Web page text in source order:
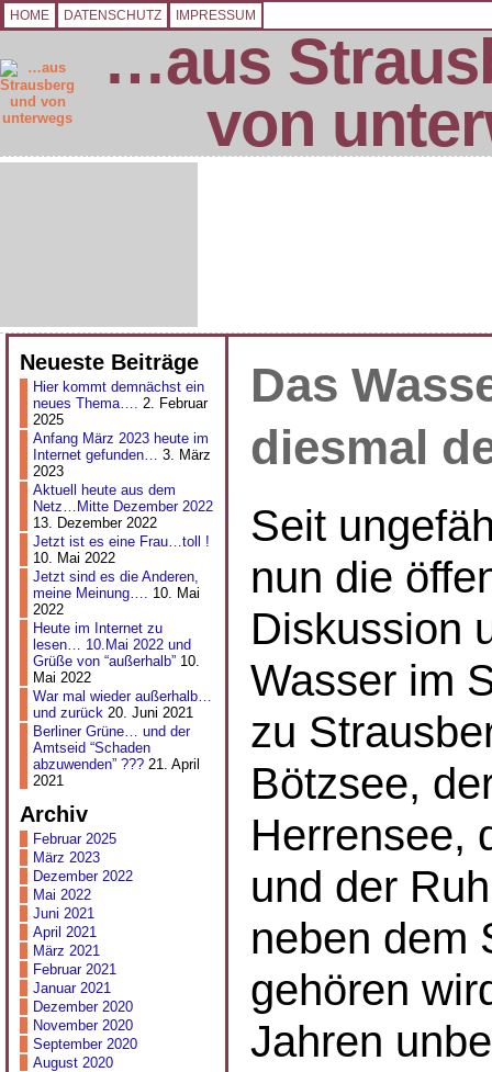
HOME DATENSCHUTZ IMPRESSUM
…aus
von
Neueste Beiträge
Hier kommt demnächst ein
neues Thema…. 2. Februar
2025
Anfang März 2023 heute im
Internet gefunden… 3. März
2023
Aktuell heute aus dem
Netz…Mitte Dezember 2022
13. Dezember 2022
Jetzt ist es eine Frau…toll !
10. Mai 2022
Jetzt sind es die Anderen,
meine Meinung…. 10. Mai
2022
Heute im Internet zu
lesen… 10.Mai 2022 und
Grüße von “außerhalb” 10.
Mai 2022
War mal wieder außerhalb…
und zurück 20. Juni 2021
Berliner Grüne… und der
Amtseid “Schaden
abzuwenden” ??? 21. April
2021
Archiv
Februar 2025
März 2023
Dezember 2022
Mai 2022
Juni 2021
April 2021
März 2021
Februar 2021
Januar 2021
Dezember 2020
November 2020
September 2020
August 2020
Das
diesmal
Seit
nun die
Diskussion
Wasser im
zu
Bötzsee,
Herrensee,
und der
neben dem
gehören
Jahren